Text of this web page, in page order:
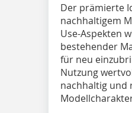
Der prämierte
nachhaltigem
Use-Aspekten
bestehender
für neu
Nutzung
nachhaltig und